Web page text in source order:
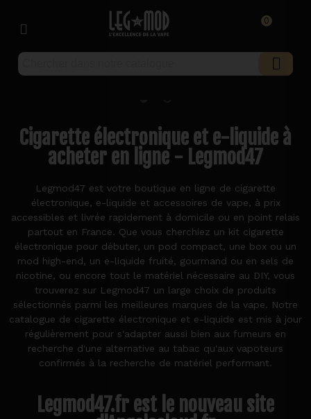
0
Cigarette électronique et e-liquide à
acheter en ligne - Legmod47
Legmod47 est votre boutique en ligne de cigarette
électronique, e-liquide et accessoires de vape, à prix
accessibles et livrée rapidement à domicile ou en point relais
partout en France. Que vous cherchiez un kit cigarette
électronique pour débuter, un pod compact, une box ou un
mod high-end, un e-liquide fruité, gourmand ou en sels de
nicotine, ou encore tout le matériel nécessaire au DIY, vous
trouverez sur Legmod47 un large choix de produits
sélectionnés parmi les meilleures marques de la vape. Notre
catalogue de cigarette électronique et e-liquide est mis à jour
régulièrement pour s'adapter aussi bien aux fumeurs en
recherche d'une alternative au tabac qu'aux vapoteurs
confirmés à la recherche de matériel performant.
Legmod47.fr est le nouveau site